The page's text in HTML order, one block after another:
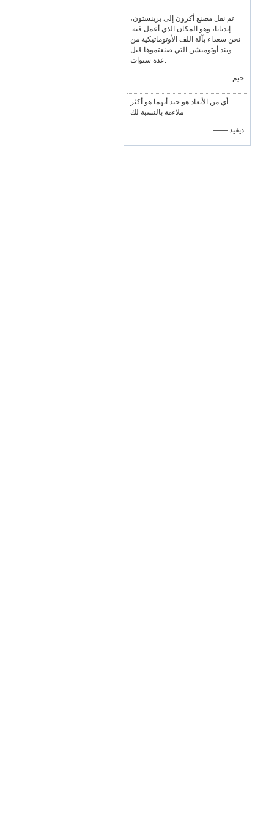
تم نقل مصنع أكرون إلى برينستون،
إنديانا، وهو المكان الذي أعمل فيه.
نحن سعداء بآلة اللف الأوتوماتيكية من
ويند أوتوميشن التي صنعتموها قبل
عدة سنوات.
—— جيم
أي من الأبعاد هو جيد أيهما هو أكثر
ملاءمة بالنسبة لك
—— ديفيد